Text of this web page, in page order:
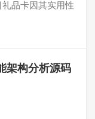
品卡因其实用性
架构分析源码